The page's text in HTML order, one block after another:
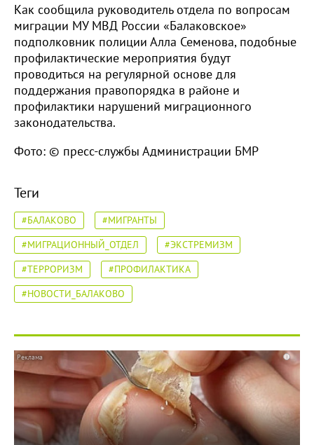
Как сообщила руководитель отдела по вопросам
миграции МУ МВД России «Балаковское»
подполковник полиции Алла Семенова, подобные
профилактические мероприятия будут
проводиться на регулярной основе для
поддержания правопорядка в районе и
профилактики нарушений миграционного
законодательства.
Фото: © пресс-службы Администрации БМР
Теги
#БАЛАКОВО
#МИГРАНТЫ
#МИГРАЦИОННЫЙ_ОТДЕЛ
#ЭКСТРЕМИЗМ
#ТЕРРОРИЗМ
#ПРОФИЛАКТИКА
#НОВОСТИ_БАЛАКОВО
i